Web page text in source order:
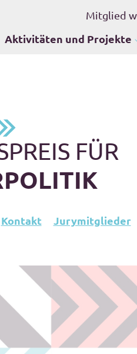
Mitglied
Aktivitäten und Projekte
FÜR
Kontakt Jurymitglieder